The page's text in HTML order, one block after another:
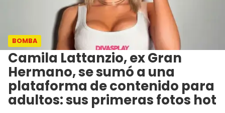
BOMBA
Camila Lattanzio, ex Gran
Hermano, se sumó a una
plataforma de contenido para
adultos: sus primeras fotos hot